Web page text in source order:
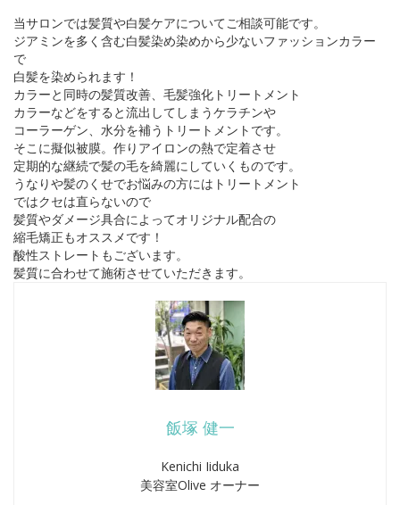
当サロンでは髪質や白髪ケアについてご相談可能です。
ジアミンを多く含む白髪染め染めから少ないファッションカラー
で
白髪を染められます！
カラーと同時の髪質改善、毛髪強化トリートメント
カラーなどをすると流出してしまうケラチンや
コーラーゲン、水分を補うトリートメントです。
そこに擬似被膜。作りアイロンの熱で定着させ
定期的な継続で髪の毛を綺麗にしていくものです。
うなりや髪のくせでお悩みの方にはトリートメント
ではクセは直らないので
髪質やダメージ具合によってオリジナル配合の
縮毛矯正もオススメです！
酸性ストレートもございます。
髪質に合わせて施術させていただきます。
飯塚 健一
Kenichi Iiduka
美容室Olive オーナー